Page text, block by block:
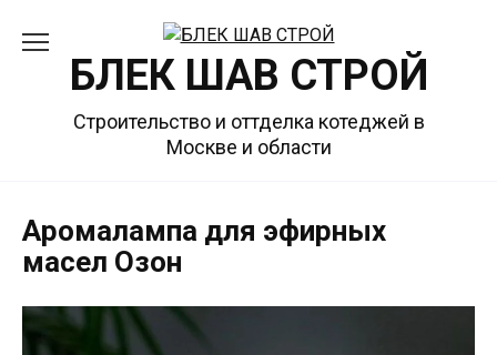
содержаниюБЛЕК ШАВ СТРОЙ
Строительство и оттделка котеджей в
Москве и области
Аромалампа для эфирных
масел Озон